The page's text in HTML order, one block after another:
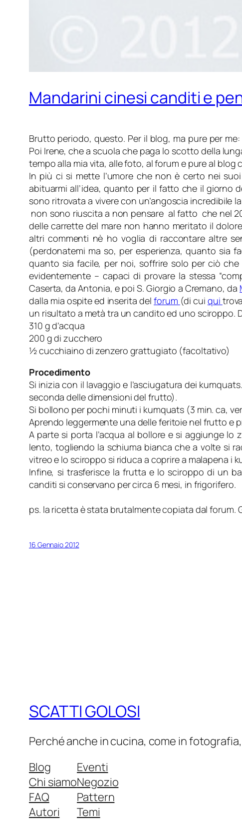
Mandarini cinesi canditi e
Brutto periodo, questo. Per il blog, ma pure per
Poi Irene, che a scuola che paga lo scotto della
tempo alla mia vita, alle foto, al forum e pure al
In più ci si mette l’umore che non è certo nei
abituarmi all’idea, quanto per il fatto che il giorno
sono ritrovata a vivere con un’angoscia incredibile
non sono riuscita a non pensare al fatto che nel
delle carrette del mare non hanno meritato il
altri commenti nè ho voglia di raccontare altre
(perdonatemi ma so, per esperienza, quanto sia
quanto sia facile, per noi, soffrire solo per ciò che
evidentemente – capaci di provare la stessa
Caserta, da Antonia, e poi S. Giorgio a Cremano, da
dalla mia ospite ed inserita delforum (di cui qui
un risultato a metà tra un candito ed uno sciroppo.
310 g d’acqua
200 g di zucchero
½ cucchiaino di zenzero grattugiato (facoltativo)
Procedimento
Si inizia con il lavaggio e l’asciugatura dei
seconda delle dimensioni del frutto).
Si bollono per pochi minuti i kumquats (3 min. ca,
Aprendo leggermente una delle feritoie nel frutto e
A parte si porta l’acqua al bollore e si aggiunge
lento, togliendo la schiuma bianca che a volte si
vitreo e lo sciroppo si riduca a coprire a malapena i
Infine, si trasferisce la frutta e lo sciroppo di un
canditi si conservano per circa 6 mesi, in frigorifero.
ps. la ricetta è stata brutalmente copiata dal forum.
16 Gennaio 2012
SCATTI GOLOSI
Perché anche in cucina, come in
Blog
Chi siamo
FAQ
Autori
Eventi
Negozio
Pattern
Temi